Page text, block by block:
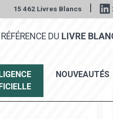
15 462 Livres Blancs |
DU LIVRE
NOUVEAUTÉS